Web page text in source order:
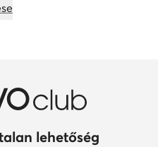
lehetőség